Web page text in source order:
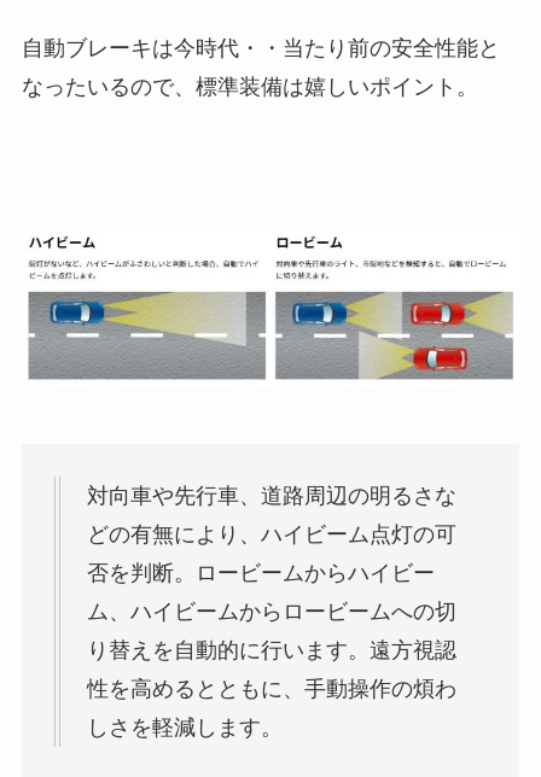
自動ブレーキは今時代・・当たり前の安全性能と
なったいるので、標準装備は嬉しいポイント。
対向車や先行車、道路周辺の明るさな
どの有無により、ハイビーム点灯の可
否を判断。ロービームからハイビー
ム、ハイビームからロービームへの切
り替えを自動的に行います。遠方視認
性を高めるとともに、手動操作の煩わ
しさを軽減します。